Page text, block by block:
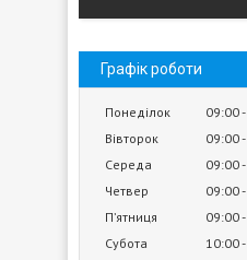
Графік роботи
Понеділок 09:00
Вівторок
09:00
Середа
09:00
Четвер
09:00
Пʼятниця
09:00
Субота
10:00